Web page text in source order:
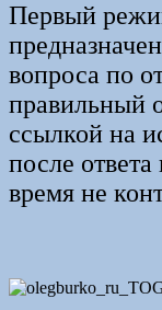
Первый
вопроса по
правильный
ссылкой на
после
время не